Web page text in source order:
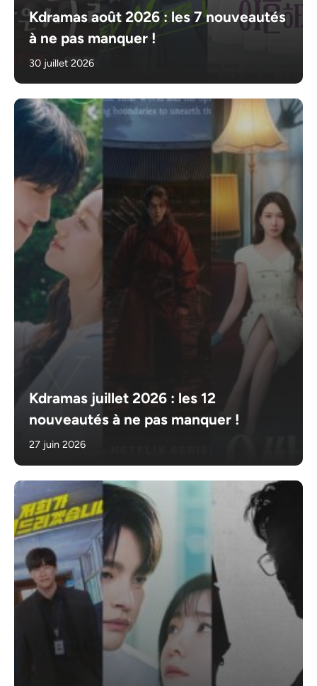
Kdramas août 2026 : les 7 nouveautés
à ne pas manquer !
30 juillet 2026
Kdramas juillet 2026 : les 12
nouveautés à ne pas manquer !
27 juin 2026